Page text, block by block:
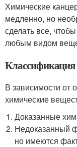
Химические
медленно, но
сделать все,
любым видом
Классификация
В зависимости от
химические
Доказанные
Недоказанный
но имеются